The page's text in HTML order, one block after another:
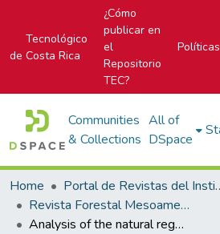
Tecnológico
de Costa Rica
¿Cómo
publicar en
el
Repositorio
TEC?
Políticas
Communities
& Collections
All of
DSpace
Home
Portal de Revistas
Revista Forestal Mesoamericana Kurú
Analysis of the natural regeneration of a temperate arid forest in northeastern Mexico